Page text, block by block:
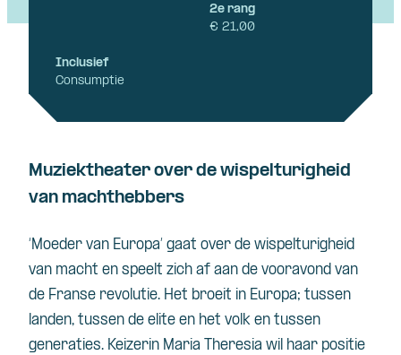
2e rang
€ 21,00
Inclusief
Consumptie
Muziektheater over de wispelturigheid
van machthebbers
‘Moeder van Europa’ gaat over de wispelturigheid
van macht en speelt zich af aan de vooravond van
de Franse revolutie. Het broeit in Europa; tussen
landen, tussen de elite en het volk en tussen
generaties. Keizerin Maria Theresia wil haar positie